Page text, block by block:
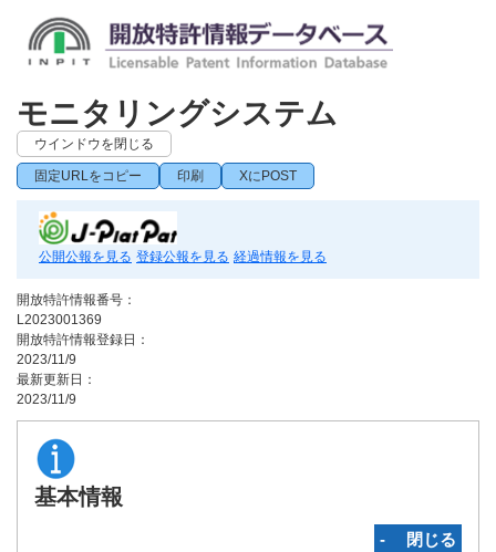
モニタリングシステム
ウインドウを閉じる
固定URLをコピー 印刷 XにPOST
公開公報を見る 登録公報を見る 経過情報を見る
開放特許情報番号：
L2023001369
開放特許情報登録日：
2023/11/9
最新更新日：
2023/11/9
基本情報
‐ 閉じる